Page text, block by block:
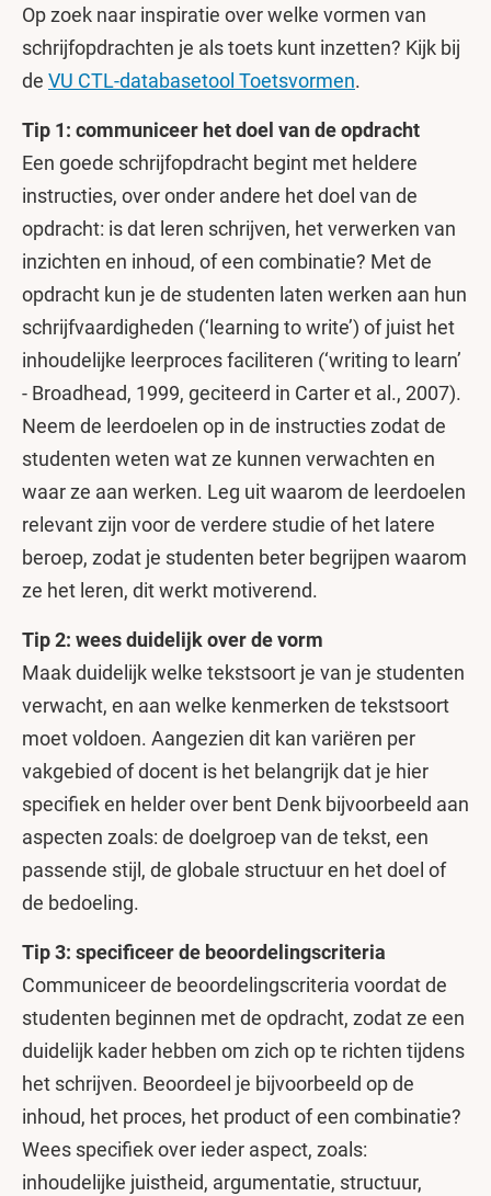
Op zoek naar inspiratie over welke vormen van
schrijfopdrachten je als toets kunt inzetten? Kijk bij
de VU CTL-databasetool Toetsvormen.
Tip 1: communiceer het doel van de opdracht
Een goede schrijfopdracht begint met heldere
instructies, over onder andere het doel van de
opdracht: is dat leren schrijven, het verwerken van
inzichten en inhoud, of een combinatie? Met de
opdracht kun je de studenten laten werken aan hun
schrijfvaardigheden (‘learning to write’) of juist het
inhoudelijke leerproces faciliteren (‘writing to learn’
- Broadhead, 1999, geciteerd in Carter et al., 2007).
Neem de leerdoelen op in de instructies zodat de
studenten weten wat ze kunnen verwachten en
waar ze aan werken. Leg uit waarom de leerdoelen
relevant zijn voor de verdere studie of het latere
beroep, zodat je studenten beter begrijpen waarom
ze het leren, dit werkt motiverend.
Tip 2: wees duidelijk over de vorm
Maak duidelijk welke tekstsoort je van je studenten
verwacht, en aan welke kenmerken de tekstsoort
moet voldoen. Aangezien dit kan variëren per
vakgebied of docent is het belangrijk dat je hier
specifiek en helder over bent Denk bijvoorbeeld aan
aspecten zoals: de doelgroep van de tekst, een
passende stijl, de globale structuur en het doel of
de bedoeling.
Tip 3: specificeer de beoordelingscriteria
Communiceer de beoordelingscriteria voordat de
studenten beginnen met de opdracht, zodat ze een
duidelijk kader hebben om zich op te richten tijdens
het schrijven. Beoordeel je bijvoorbeeld op de
inhoud, het proces, het product of een combinatie?
Wees specifiek over ieder aspect, zoals:
inhoudelijke juistheid, argumentatie, structuur,